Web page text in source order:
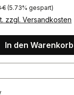
Preis:
€ (5.73% gespart)
zzgl. Versandkosten
In den Warenkorb